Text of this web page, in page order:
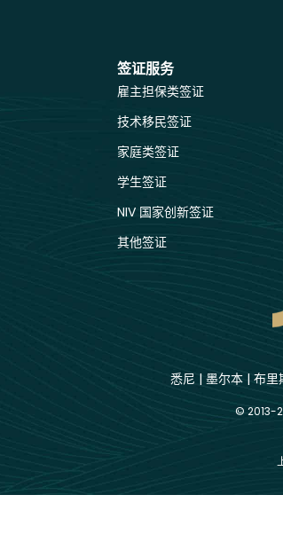
签证服务
雇主担保类签证
技术移民签证
家庭类签证
学生签证
NIV 国家创新签证
其他签证
悉尼 | 墨尔本 | 布里
© 2013-